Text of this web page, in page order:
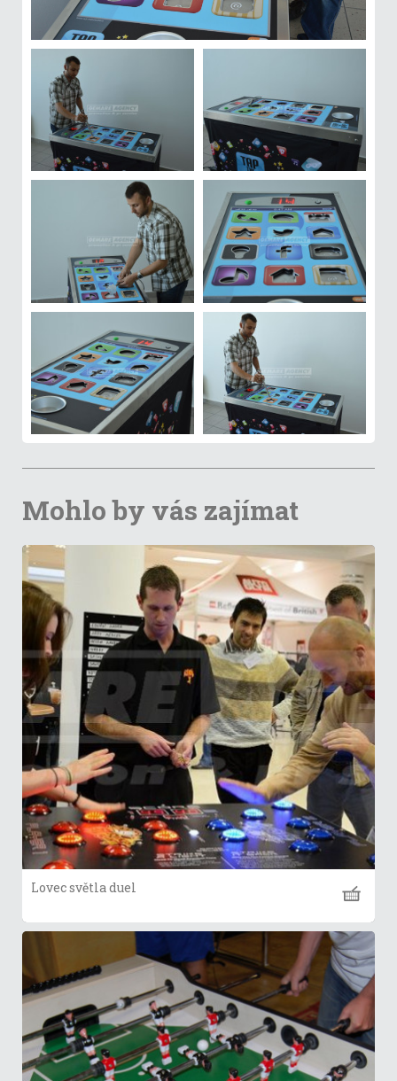
Mohlo by vás zajímat
Lovec světla duel